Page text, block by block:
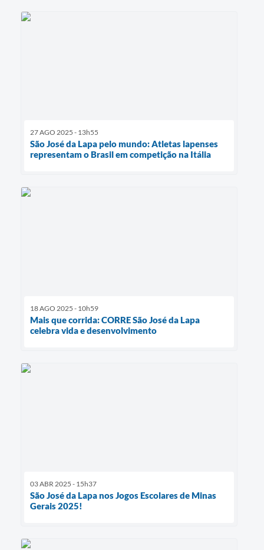
27 AGO 2025 - 13h55
São José da Lapa pelo mundo: Atletas lapenses
representam o Brasil em competição na Itália
18 AGO 2025 - 10h59
Mais que corrida: CORRE São José da Lapa
celebra vida e desenvolvimento
03 ABR 2025 - 15h37
São José da Lapa nos Jogos Escolares de Minas
Gerais 2025!